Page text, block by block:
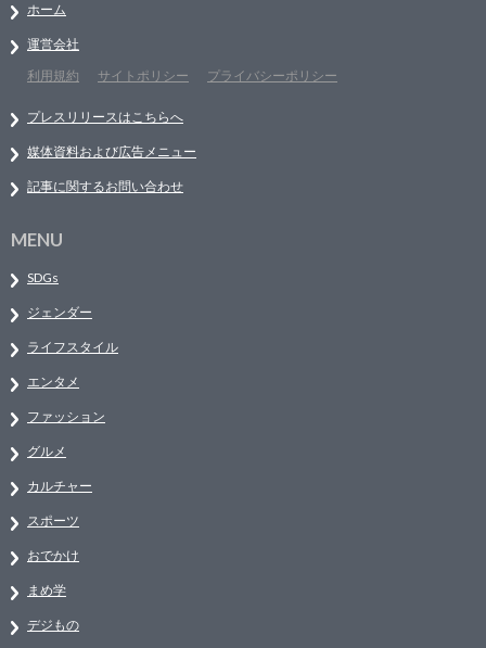
ホーム
運営会社
利用規約
サイトポリシー プライバシーポリシー
プレスリリースはこちらへ
媒体資料および広告メニュー
記事に関するお問い合わせ
MENU
SDGs
ジェンダー
ライフスタイル
エンタメ
ファッション
グルメ
カルチャー
スポーツ
おでかけ
まめ学
デジもの